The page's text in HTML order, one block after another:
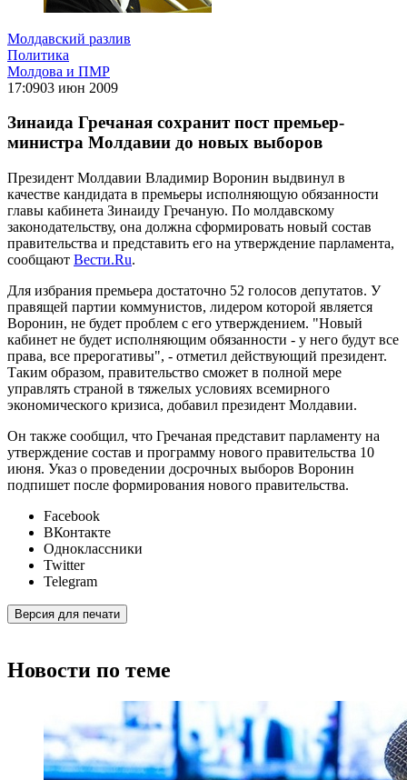
Молдавский разлив
Политика
Молдова и ПМР
17:0903 июн 2009
Зинаида Гречаная сохранит пост премьер-
министра Молдавии до новых выборов
Президент Молдавии Владимир Воронин выдвинул в
качестве кандидата в премьеры исполняющую обязанности
главы кабинета Зинаиду Гречаную. По молдавскому
законодательству, она должна сформировать новый состав
правительства и представить его на утверждение парламента,
сообщают Вести.Ru.
Для избрания премьера достаточно 52 голосов депутатов. У
правящей партии коммунистов, лидером которой является
Воронин, не будет проблем с его утверждением. "Новый
кабинет не будет исполняющим обязанности - у него будут все
права, все прерогативы", - отметил действующий президент.
Таким образом, правительство сможет в полной мере
управлять страной в тяжелых условиях всемирного
экономического кризиса, добавил президент Молдавии.
Он также сообщил, что Гречаная представит парламенту на
утверждение состав и программу нового правительства 10
июня. Указ о проведении досрочных выборов Воронин
подпишет после формирования нового правительства.
Facebook
ВКонтакте
Одноклассники
Twitter
Telegram
Версия для печати
Новости по теме